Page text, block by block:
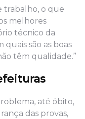
trabalho, o que
melhores
técnico da
quais são as boas
têm qualidade.”
até óbito,
das provas,